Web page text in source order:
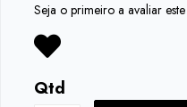
Seja o primeiro a avaliar
Qtd